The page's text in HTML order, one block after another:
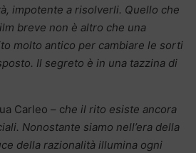
impotente a risolverli. Quello che
breve non è altro che una
molto antico per cambiare le sorti
Il segreto è in una tazzina di
Carleo – che il rito esiste ancora
Nonostante siamo nell’era della
della razionalità illumina ogni